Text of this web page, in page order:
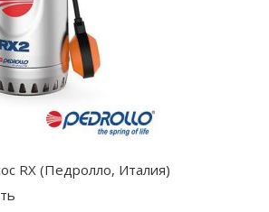
RX (Педролло, Италия)